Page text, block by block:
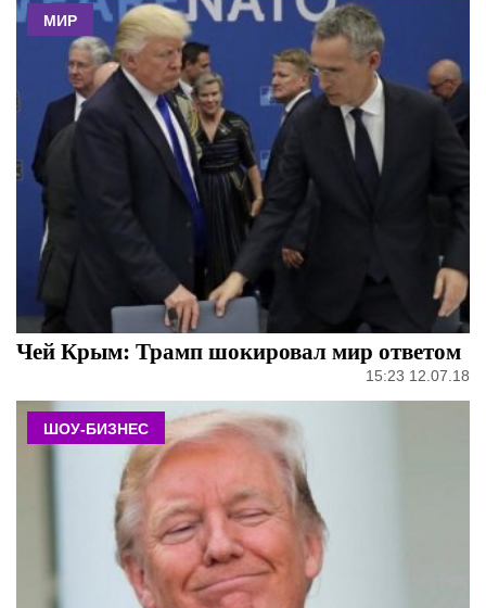
МИР
Чей Крым: Трамп шокировал мир ответом
15:23 12.07.18
ШОУ-БИЗНЕС